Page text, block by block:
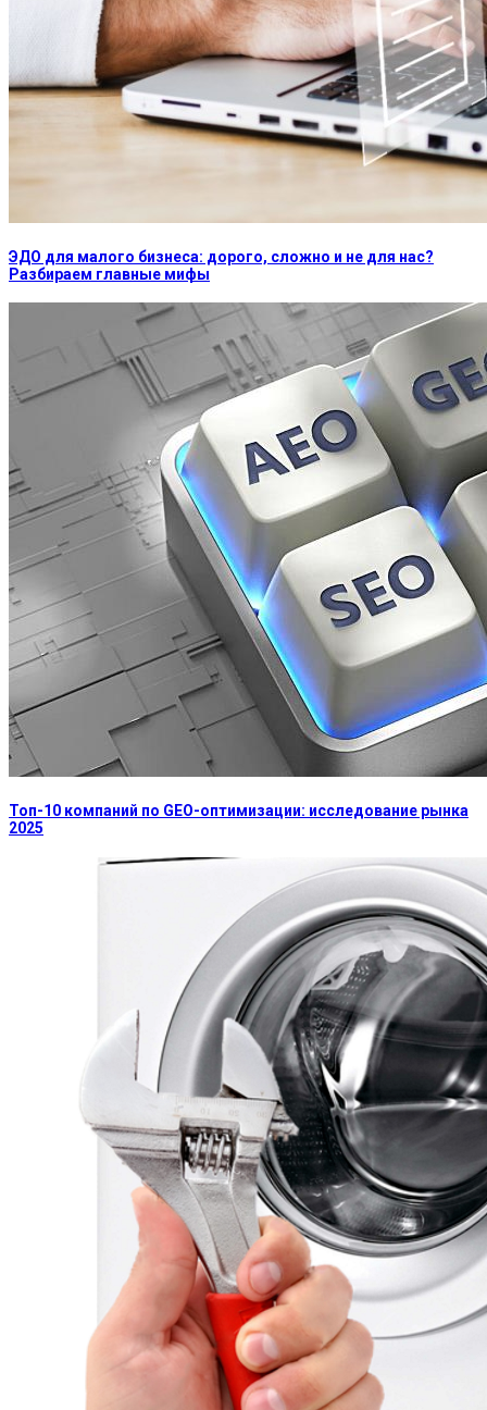
ЭДО для малого бизнеса: дорого, сложно и не для нас?
Разбираем главные мифы
Топ-10 компаний по GEO-оптимизации: исследование рынка
2025